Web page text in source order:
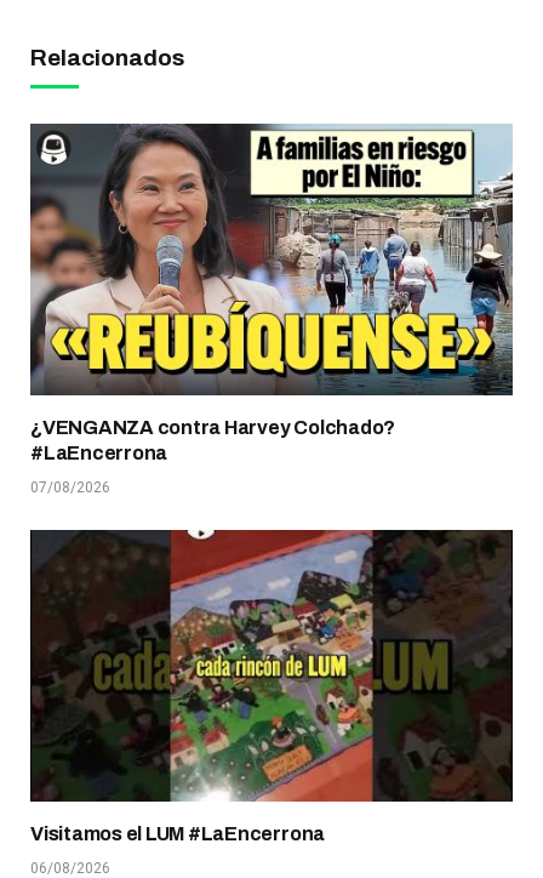
Relacionados
¿VENGANZA contra Harvey Colchado?
#LaEncerrona
07/08/2026
Visitamos el LUM #LaEncerrona
06/08/2026